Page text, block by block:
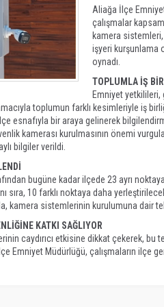
Aliağa İlçe
çalışmalar
kamera
işyeri kurşunlama
oynadı.
TOPLUMLA İŞ
Emniyet yetkilileri,
toplumun farklı kesimleriyle iş
esnafıyla bir araya gelinerek
kamerası kurulmasının önemi
bilgiler verildi.
bugüne kadar ilçede 23 ayrı
sıra, 10 farklı noktaya daha
kamera sistemlerinin kurulumuna dair
KATKI SAĞLIYOR
caydırıcı etkisine dikkat çekerek, bu
Emniyet Müdürlüğü, çalışmaların ilçe